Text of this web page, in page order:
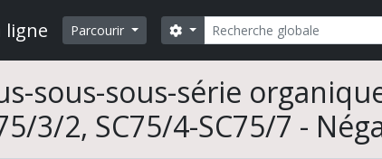
ligne Parcourir Rechercher
Search options
sous-sous-série
3/2, SC75/4-SC75/7 -
Serge Cleuziou. Du village à l'État au Proche- et
Fouilles et prospections
Documentation cartographique
Direction de la mission archéologique